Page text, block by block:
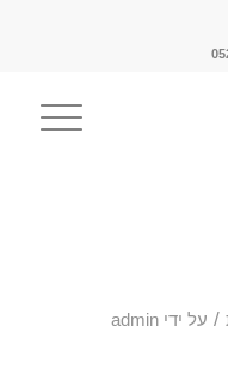
/ על ידי admin